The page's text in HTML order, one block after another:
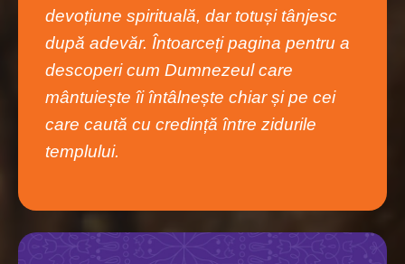
devoțiune spirituală, dar totuși tânjesc
după adevăr. Întoarceți pagina pentru a
descoperi cum Dumnezeul care
mântuiește îi întâlnește chiar și pe cei
care caută cu credință între zidurile
templului.